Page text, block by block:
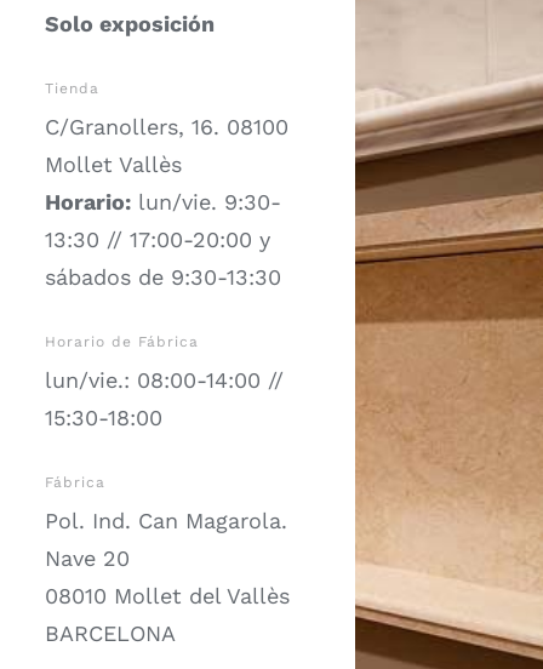
Solo exposición
Tienda
C/Granollers, 16. 08100
Mollet Vallès
Horario: lun/vie. 9:30-
13:30 // 17:00-20:00 y
sábados de 9:30-13:30
Horario de Fábrica
lun/vie.: 08:00-14:00 //
15:30-18:00
Fábrica
Pol. Ind. Can Magarola.
Nave 20
08010 Mollet del Vallès
BARCELONA